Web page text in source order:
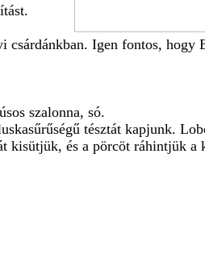
Igen fontos, hogy
szalonna, só.
tésztát kapjunk.
kisütjük, és a pörcöt ráhintjük a